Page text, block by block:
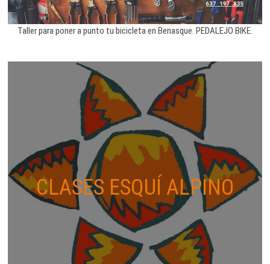
Taller para poner a punto tu bicicleta en Benasque. PEDALEJO BIKE.
CLASES ESQUÍ ALPINO